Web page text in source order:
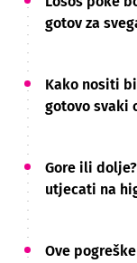
gotov za
Kako nositi
gotovo svaki
Gore ili
utjecati na
Ove